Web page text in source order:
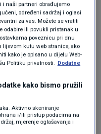
za argument pri
opterećenja
platnim
će tako na
i naši partneri obrađujemo
određeni sadržaj i oglasi
za vas. Možete se vratiti
odabire ili povukli pristanak u
poveznicu pri dnu
kutu web stranice, ako
kako je opisano u dijelu Web-
Politiku privatnosti. Dodatne
kako bismo pružili
Aktivno skeniranje
i/ili pristup podacima na
mjerenje oglašavanja i